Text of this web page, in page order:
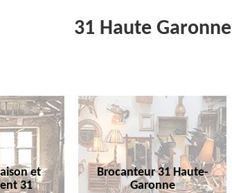
31 Haute Garonne
et
31
Brocanteur 31 Haute-
Garonne